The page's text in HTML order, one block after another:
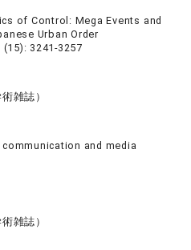
of Control: Mega Events and
Urban Order
3241-3257
雑誌）
and media
雑誌）